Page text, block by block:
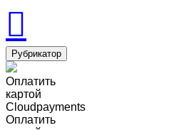
Рубрикатор
Оплатить
картой
Cloudpayments
Оплатить